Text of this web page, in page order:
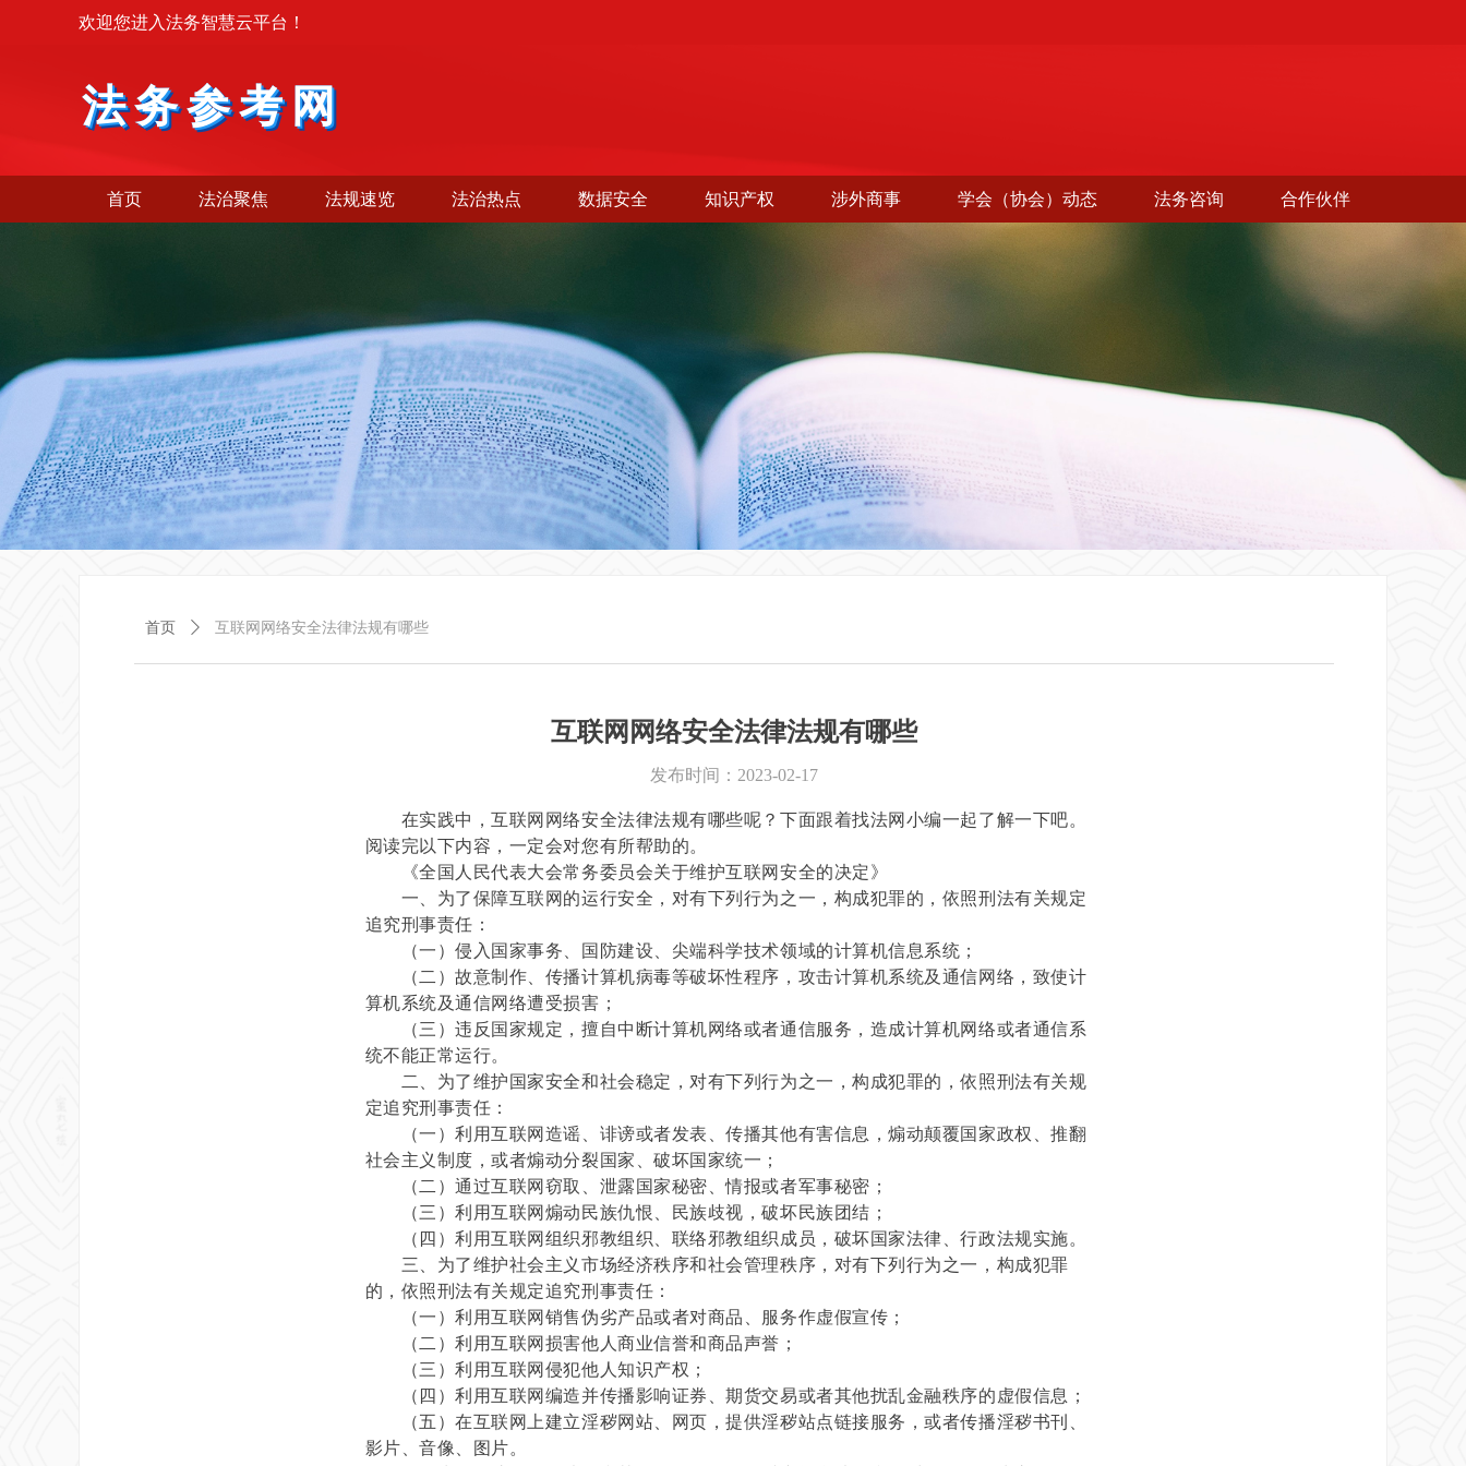
欢迎您进入法务智慧云平台！
法务参考网
首页 法治聚焦 法规速览 法治热点 数据安全 知识产权 涉外商事 学会（协会）动态 法务咨询 合作伙伴
互联网网络安全法律法规有哪些
在实践中，互联网网络安全法律法规有哪些呢？下面跟着找法网小编一起了解一下吧。
阅读完以下内容，一定会对您有所帮助的。
《全国人民代表大会常务委员会关于维护互联网安全的决定》
一、为了保障互联网的运行安全，对有下列行为之一，构成犯罪的，依照刑法有关规定
追究刑事责任：
（一）侵入国家事务、国防建设、尖端科学技术领域的计算机信息系统；
（二）故意制作、传播计算机病毒等破坏性程序，攻击计算机系统及通信网络，致使计
算机系统及通信网络遭受损害；
（三）违反国家规定，擅自中断计算机网络或者通信服务，造成计算机网络或者通信系
统不能正常运行。
二、为了维护国家安全和社会稳定，对有下列行为之一，构成犯罪的，依照刑法有关规
定追究刑事责任：
（一）利用互联网造谣、诽谤或者发表、传播其他有害信息，煽动颠覆国家政权、推翻
社会主义制度，或者煽动分裂国家、破坏国家统一；
（二）通过互联网窃取、泄露国家秘密、情报或者军事秘密；
（三）利用互联网煽动民族仇恨、民族歧视，破坏民族团结；
（四）利用互联网组织邪教组织、联络邪教组织成员，破坏国家法律、行政法规实施。
三、为了维护社会主义市场经济秩序和社会管理秩序，对有下列行为之一，构成犯罪
的，依照刑法有关规定追究刑事责任：
（一）利用互联网销售伪劣产品或者对商品、服务作虚假宣传；
（二）利用互联网损害他人商业信誉和商品声誉；
（三）利用互联网侵犯他人知识产权；
（四）利用互联网编造并传播影响证券、期货交易或者其他扰乱金融秩序的虚假信息；
（五）在互联网上建立淫秽网站、网页，提供淫秽站点链接服务，或者传播淫秽书刊、
影片、音像、图片。
首页 ꄲ 互联网网络安全法律法规有哪些
发布时间： 2023-02-17